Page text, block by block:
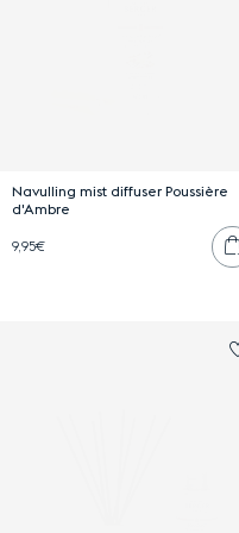
Navulling mist diffuser Poussière
d'Ambre
9,95€